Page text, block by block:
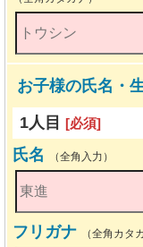
お子様の氏名・
1人目 [必須]
氏名 （全角入力）
フリガナ （全角カタ